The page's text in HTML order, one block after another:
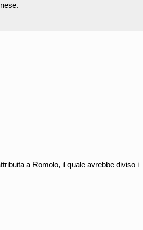
a Romolo, il quale avrebbe diviso i